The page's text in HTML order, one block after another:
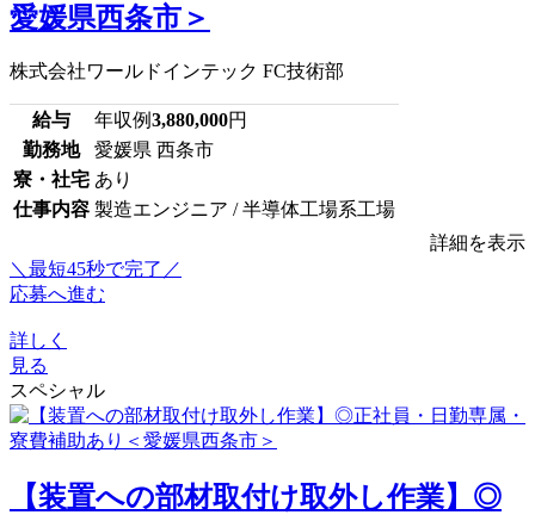
愛媛県西条市＞
株式会社ワールドインテック FC技術部
給与 年収例3,880,000円
勤務地
愛媛県 西条市
寮・社宅 あり
仕事内容 製造エンジニア / 半導体工場系工場
詳細を表示
＼最短45秒で完了／
応募へ進む
詳しく
見る
スペシャル
【装置への部材取付け取外し作業】◎